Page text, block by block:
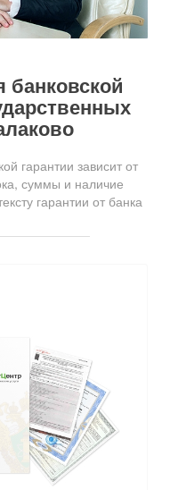
гарантии зависит от
суммы и наличие
гарантии от банка